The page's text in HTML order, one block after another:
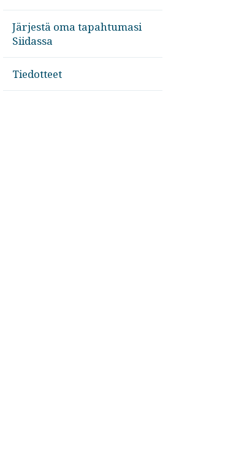
Järjestä oma tapahtumasi
Siidassa
Tiedotteet